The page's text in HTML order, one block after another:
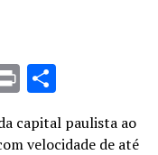
PrintShare
capital paulista ao
velocidade de até